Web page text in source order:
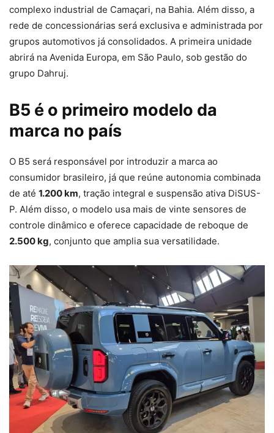
complexo industrial de Camaçari, na Bahia. Além disso, a
rede de concessionárias será exclusiva e administrada por
grupos automotivos já consolidados. A primeira unidade
abrirá na Avenida Europa, em São Paulo, sob gestão do
grupo Dahruj.
B5 é o primeiro modelo da
marca no país
O B5 será responsável por introduzir a marca ao
consumidor brasileiro, já que reúne autonomia combinada
de até 1.200 km, tração integral e suspensão ativa DiSUS-
P. Além disso, o modelo usa mais de vinte sensores de
controle dinâmico e oferece capacidade de reboque de
2.500 kg, conjunto que amplia sua versatilidade.